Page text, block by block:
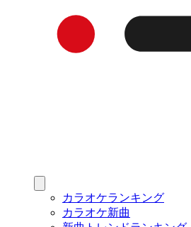
カラオケランキング
カラオケ新曲